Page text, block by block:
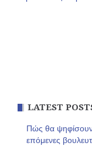
άρθρων
LATEST
Πώς θα ψηφίσουν
επόμενες